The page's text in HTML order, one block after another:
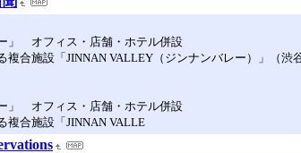
」 オフィス・店舗・ホテル併設
合施設「JINNAN VALLEY（ジンナンバレー）」（渋
」 オフィス・店舗・ホテル併設
複合施設「JINNAN VALLE